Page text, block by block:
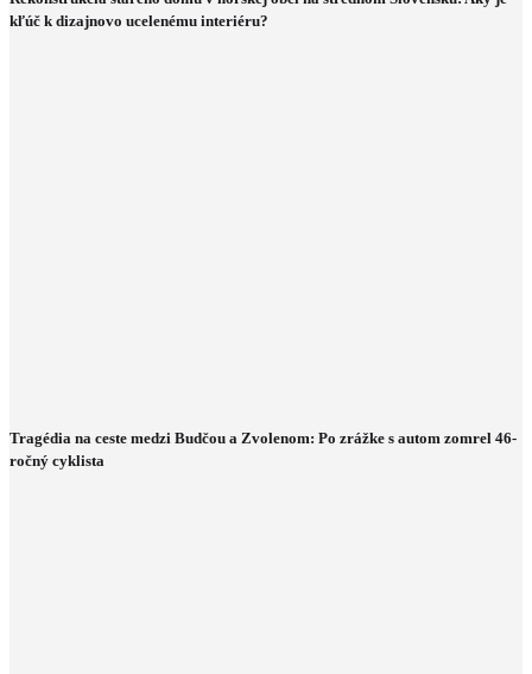
kľúč k dizajnovo ucelenému interiéru?
Tragédia na ceste medzi Budčou a Zvolenom: Po zrážke s autom zomrel 46-
ročný cyklista